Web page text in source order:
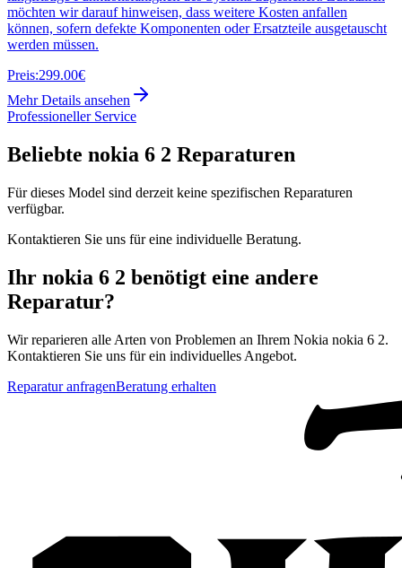
möchten wir darauf hinweisen, dass weitere Kosten anfallen
können, sofern defekte Komponenten oder Ersatzteile ausgetauscht
werden müssen.
Preis:299.00€
Mehr Details ansehen
Professioneller Service
Beliebte nokia 6 2 Reparaturen
Für dieses Model sind derzeit keine spezifischen Reparaturen
verfügbar.
Kontaktieren Sie uns für eine individuelle Beratung.
Ihr nokia 6 2 benötigt eine andere
Reparatur?
Wir reparieren alle Arten von Problemen an Ihrem Nokia nokia 6 2.
Kontaktieren Sie uns für ein individuelles Angebot.
Reparatur anfragenBeratung erhalten